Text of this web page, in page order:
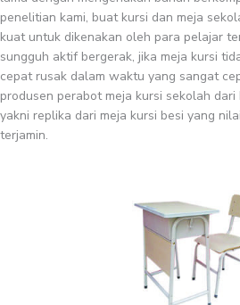
penelitian kami, buat kursi dan meja
kuat untuk dikenakan oleh para pelajar
sungguh aktif bergerak, jika meja kursi
cepat rusak dalam waktu yang sangat
produsen perabot meja kursi sekolah
yakni replika dari meja kursi besi yang
terjamin.